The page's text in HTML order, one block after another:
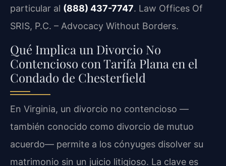
particular al (888) 437-7747. Law Offices Of
SRIS, P.C. – Advocacy Without Borders.
Qué Implica un Divorcio No
Contencioso con Tarifa Plana en el
Condado de Chesterfield
En Virginia, un divorcio no contencioso —
también conocido como divorcio de mutuo
acuerdo— permite a los cónyuges disolver su
matrimonio sin un juicio litigioso. La clave es